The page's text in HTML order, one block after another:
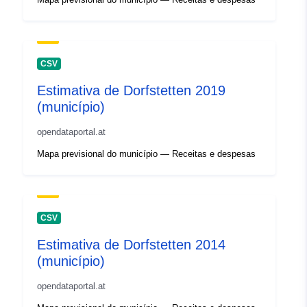
CSV
Estimativa de Dorfstetten 2019
(município)
opendataportal.at
Mapa previsional do município — Receitas e despesas
CSV
Estimativa de Dorfstetten 2014
(município)
opendataportal.at